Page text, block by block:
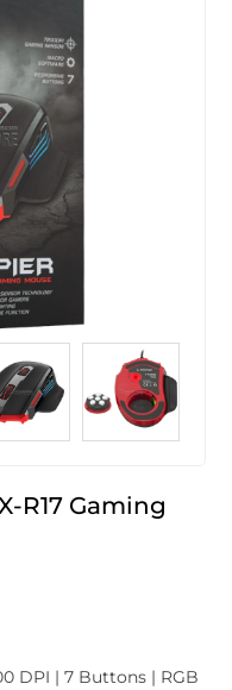
R17 Gaming
DPI | 7 Buttons | RGB